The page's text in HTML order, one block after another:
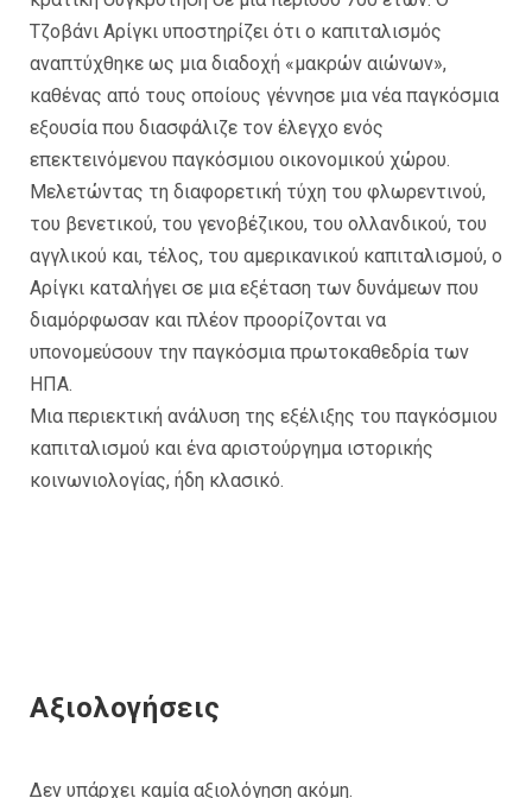
Τζοβάνι Αρίγκι υποστηρίζει ότι ο καπιταλισμός
αναπτύχθηκε ως μια διαδοχή «μακρών αιώνων»,
καθένας από τους οποίους γέννησε μια νέα παγκόσμια
εξουσία που διασφάλιζε τον έλεγχο ενός
επεκτεινόμενου παγκόσμιου οικονομικού χώρου.
Μελετώντας τη διαφορετική τύχη του φλωρεντινού,
του βενετικού, του γενοβέζικου, του ολλανδικού, του
αγγλικού και, τέλος, του αμερικανικού καπιταλισμού, ο
Αρίγκι καταλήγει σε μια εξέταση των δυνάμεων που
διαμόρφωσαν και πλέον προορίζονται να
υπονομεύσουν την παγκόσμια πρωτοκαθεδρία των
ΗΠΑ.
Μια περιεκτική ανάλυση της εξέλιξης του παγκόσμιου
καπιταλισμού και ένα αριστούργημα ιστορικής
κοινωνιολογίας, ήδη κλασικό.
Αξιολογήσεις
Δεν υπάρχει καμία αξιολόγηση ακόμη.